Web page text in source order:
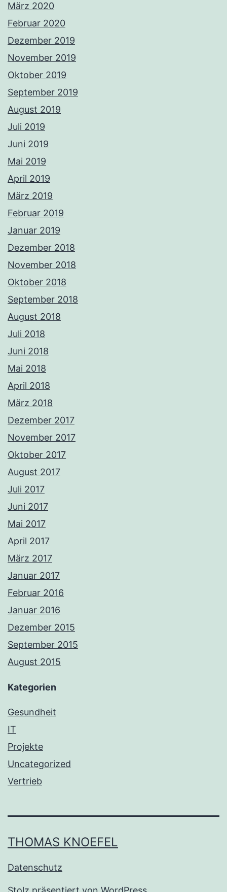
März 2020
Februar 2020
Dezember 2019
November 2019
Oktober 2019
September 2019
August 2019
Juli 2019
Juni 2019
Mai 2019
April 2019
März 2019
Februar 2019
Januar 2019
Dezember 2018
November 2018
Oktober 2018
September 2018
August 2018
Juli 2018
Juni 2018
Mai 2018
April 2018
März 2018
Dezember 2017
November 2017
Oktober 2017
August 2017
Juli 2017
Juni 2017
Mai 2017
April 2017
März 2017
Januar 2017
Februar 2016
Januar 2016
Dezember 2015
September 2015
August 2015
Kategorien
Gesundheit
IT
Projekte
Uncategorized
Vertrieb
THOMAS KNOEFEL
Datenschutz